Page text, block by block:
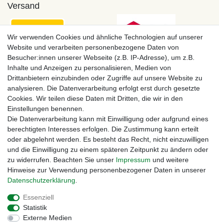
Versand
Zahlungsmöglichkeiten
Wir verwenden Cookies und ähnliche Technologien auf unserer
Website und verarbeiten personenbezogene Daten von
Besucher:innen unserer Webseite (z.B. IP-Adresse), um z.B.
Inhalte und Anzeigen zu personalisieren, Medien von
Drittanbietern einzubinden oder Zugriffe auf unsere Website zu
analysieren. Die Datenverarbeitung erfolgt erst durch gesetzte
Cookies. Wir teilen diese Daten mit Dritten, die wir in den
Einstellungen benennen.
Die Datenverarbeitung kann mit Einwilligung oder aufgrund eines
berechtigten Interesses erfolgen. Die Zustimmung kann erteilt
oder abgelehnt werden. Es besteht das Recht, nicht einzuwilligen
und die Einwilligung zu einem späteren Zeitpunkt zu ändern oder
zu widerrufen. Beachten Sie unser Impressum und weitere
Hinweise zur Verwendung personenbezogener Daten in unserer
Daten­schutz­erklärung
Essenziell
Statistik
Externe Medien